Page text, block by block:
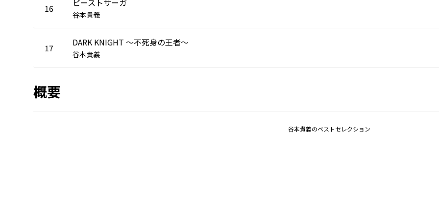
16
谷本貴義
17 DARK KNIGHT ～不死身の王者～
谷本貴義
概要
谷本貴義のベストセレクション